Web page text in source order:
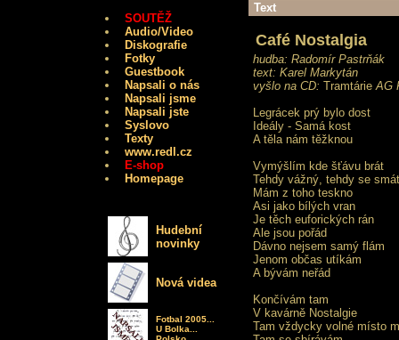
SOUTĚŽ
Audio/Video
Diskografie
Fotky
Guestbook
Napsali o nás
Napsali jsme
Napsali jste
Syslovo
Texty
www.redl.cz
E-shop
Homepage
Hudební
novinky
Nová videa
Fotbal 2005...
U Bolka...
Text
Café Nostalgia
hudba: Radomír Pastrňák
text: Karel Markytán
vyšlo na CD: TramtárieAG
Legrácek prý bylo dost
Ideály - Samá kost
A těla nám těžknou
Vymýšlím kde šťávu brát
Tehdy vážný, tehdy se smát
Mám z toho teskno
Asi jako bílých vran
Je těch euforických rán
Ale jsou pořád
Dávno nejsem samý flám
Jenom občas utíkám
A bývám neřád
Končívám tam
V kavárně Nostalgie
Tam vždycky volné místo